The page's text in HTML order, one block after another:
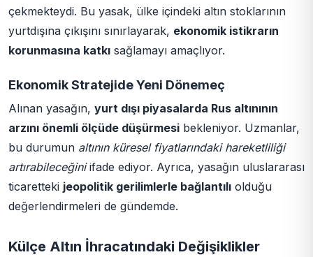
çekmekteydi. Bu yasak, ülke içindeki altın stoklarının
yurtdışına çıkışını sınırlayarak, ekonomik istikrarın
korunmasına katkı sağlamayı amaçlıyor.
Ekonomik Stratejide Yeni Dönemeç
Alınan yasağın, yurt dışı piyasalarda Rus altınının
arzını önemli ölçüde düşürmesi bekleniyor. Uzmanlar,
bu durumun altının küresel fiyatlarındaki hareketliliği
artırabileceğiniifade ediyor. Ayrıca, yasağın uluslararası
ticaretteki jeopolitik gerilimlerle bağlantılı olduğu
değerlendirmeleri de gündemde.
Külçe Altın İhracatındaki Değişiklikler